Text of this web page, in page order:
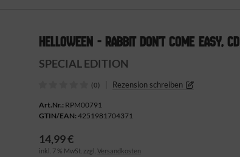
HELLOWEEN - RABBIT DON'T COME EASY, CD
SPECIAL EDITION
(0) Rezension schreiben
Art.Nr.: RPM00791
GTIN/EAN: 4251981704371
14,99 €
inkl. 7 % MwSt. zzgl. Versandkosten